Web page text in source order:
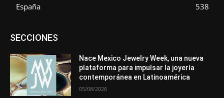
España
538
SECCIONESAsociaciones
Entrevistas
Mundo Técnico
Novedades Opiniones
Perspectiva
Premios
Secciones Sin categoría
Sucesos
Más
Nace Mexico Jewelry Week, una nueva
plataforma para impulsar la joyería
contemporánea en Latinoamérica
05/08/2026